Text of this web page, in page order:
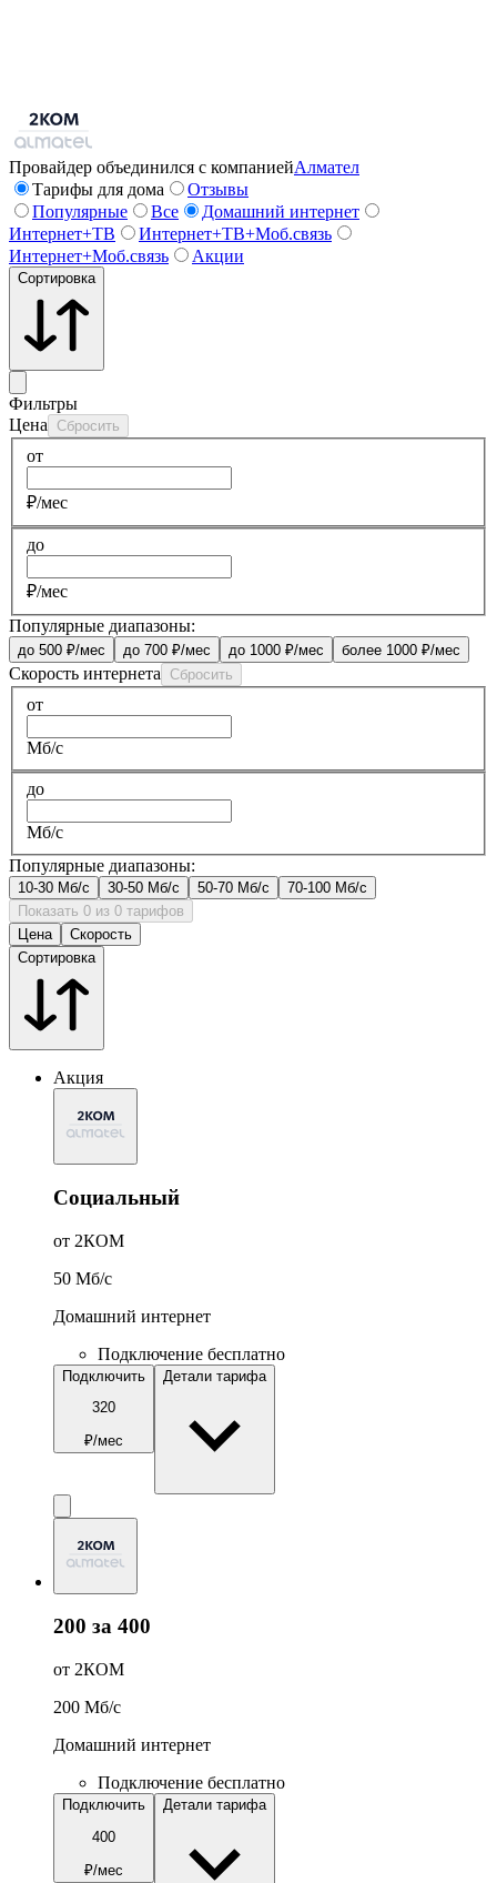
Провайдер объединился с компаниейАлмател
Тарифы для дома
Отзывы
Популярные
Все
Домашний интернет
Интернет+ТВ
Интернет+ТВ+Моб.связь
Интернет+Моб.связь
Акции
Сортировка
Фильтры
Цена
Сбросить
от
₽/мес
до
₽/мес
Популярные диапазоны:
до 500 ₽/мес до 700 ₽/мес до 1000 ₽/мес более 1000 ₽/мес
Скорость интернета Сбросить
от
Мб/с
до
Мб/с
Популярные диапазоны:
10-30 Мб/с 30-50 Мб/с 50-70 Мб/с
70-100 Мб/с
Показать 0 из 0 тарифов
Цена
Скорость
Сортировка
Акция
Социальный
от 2КОМ
50 Мб/c
Домашний интернет
Подключение бесплатно
Подключить
320
₽/мес
Детали тарифа
200 за 400
от 2КОМ
200 Мб/c
Домашний интернет
Подключение бесплатно
Подключить
400
₽/мес
Детали тарифа